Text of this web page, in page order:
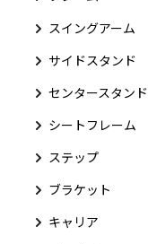
スイングアーム
サイドスタンド
センタースタンド
シートフレーム
ステップ
ブラケット
キャリア